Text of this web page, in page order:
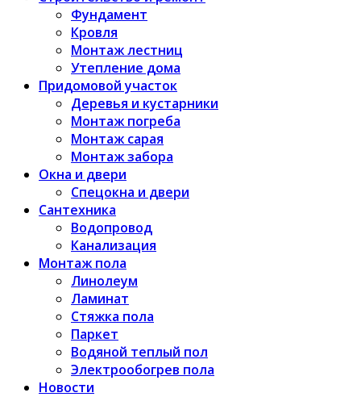
Фундамент
Кровля
Монтаж лестниц
Утепление дома
Придомовой участок
Деревья и кустарники
Монтаж погреба
Монтаж сарая
Монтаж забора
Окна и двери
Спецокна и двери
Сантехника
Водопровод
Канализация
Монтаж пола
Линолеум
Ламинат
Стяжка пола
Паркет
Водяной теплый пол
Электрообогрев пола
Новости